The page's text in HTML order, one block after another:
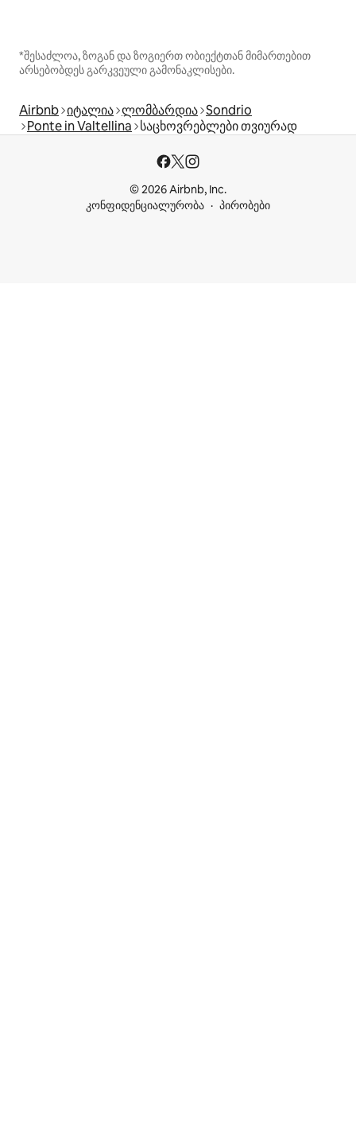
*შესაძლოა, ზოგან და ზოგიერთ ობიექტთან მიმართებით
არსებობდეს გარკვეული გამონაკლისები.
Airbnb იტალია ლომბარდია Sondrio
Ponte in Valtellina საცხოვრებლები თვიურად
© 2026 Airbnb, Inc.
კონფიდენციალურობა
პირობები